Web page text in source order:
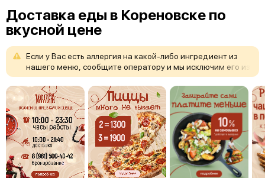
Доставка еды в Кореновске по
вкусной цене
Если уВасесть аллергия на какой-либо ингредиентиз
нашего меню, сообщите операторуи мы исключим его из
вашегозаказа.